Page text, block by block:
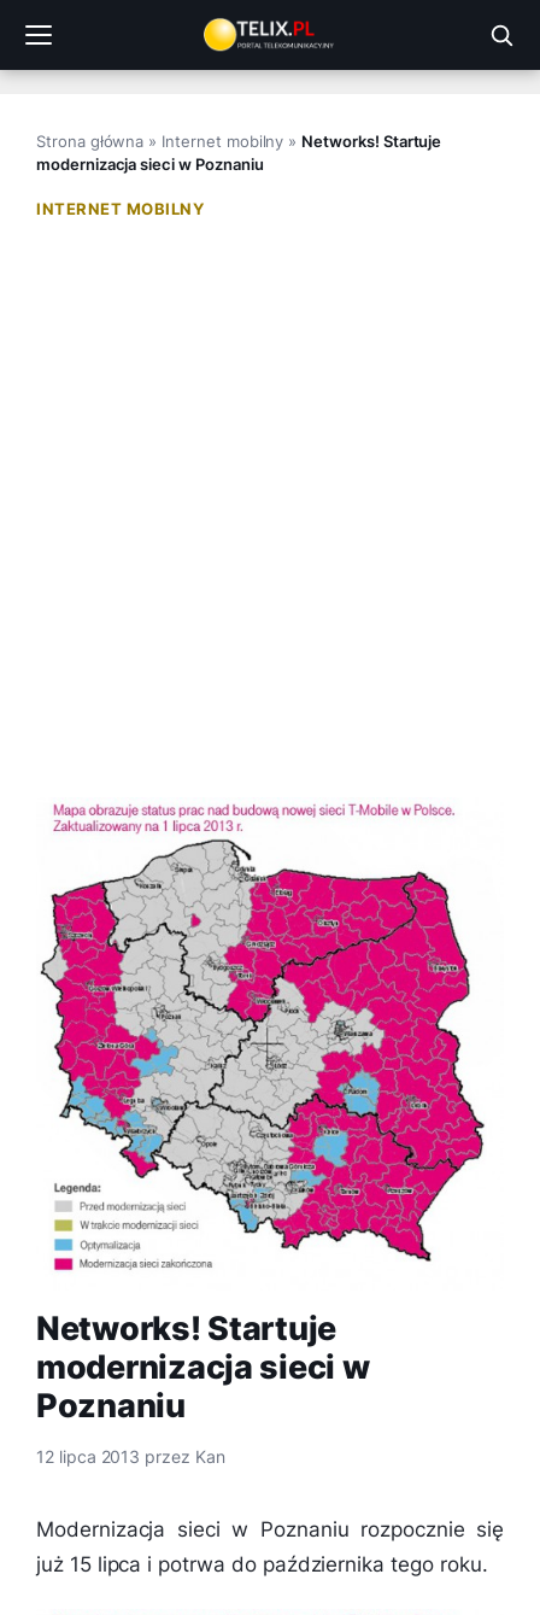
treści
Strona główna » Internet mobilny » Networks! Startuje
modernizacja sieci w Poznaniu
INTERNET MOBILNY
Networks! Startuje
modernizacja sieci w
Poznaniu
12 lipca 2013 przez Kan
Modernizacja sieci w Poznaniu rozpocznie się
już 15 lipca i potrwa do października tego roku.